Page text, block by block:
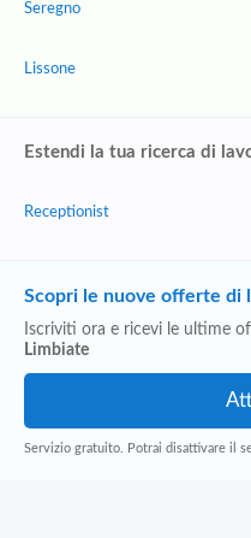
Seregno
Lissone
Estendi la tua ricerca di
Receptionist
Scopri le nuove offerte di
Iscriviti ora e ricevi le ultime
Limbiate
Servizio gratuito. Potrai disattivare il